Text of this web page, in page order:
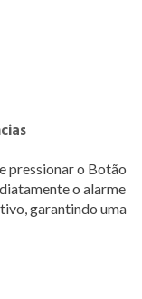
pressionar o Botão
o alarme
garantindo uma